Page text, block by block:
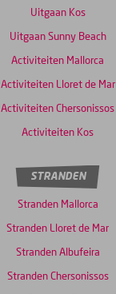
Uitgaan Kos
Uitgaan Sunny Beach
Activiteiten Mallorca
Activiteiten Lloret de Mar
Activiteiten Chersonissos
Activiteiten Kos
STRANDEN
Stranden Mallorca
Stranden Lloret de Mar
Stranden Albufeira
Stranden Chersonissos